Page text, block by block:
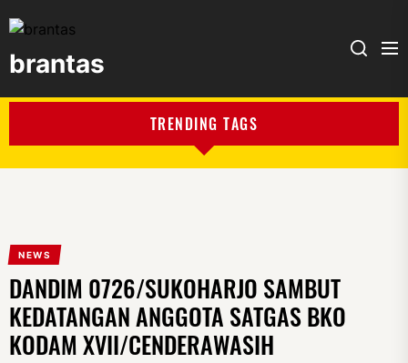
brantas
TRENDING TAGS
NEWS
DANDIM 0726/SUKOHARJO SAMBUT
KEDATANGAN ANGGOTA SATGAS BKO
KODAM XVII/CENDERAWASIH